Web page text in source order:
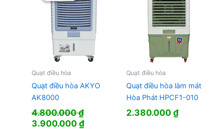
Quạt điều hòa
Quạt điều hòa AKYO
AK8000
4.800.000₫
Giá
3.900.000₫Giá
Quạt điều hòa
Quạt điều hòa làm mát
Hòa Phát HPCF1-010
2.380.000₫